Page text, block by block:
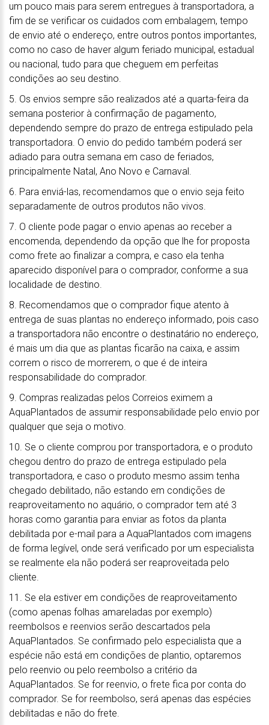
um pouco mais para serem entregues à transportadora, a
fim de se verificar os cuidados com embalagem, tempo
de envio até o endereço, entre outros pontos importantes,
como no caso de haver algum feriado municipal, estadual
ou nacional, tudo para que cheguem em perfeitas
condições ao seu destino.
5. Os envios sempre são realizados até a quarta-feira da
semana posterior à confirmação de pagamento,
dependendo sempre do prazo de entrega estipulado pela
transportadora. O envio do pedido também poderá ser
adiado para outra semana em caso de feriados,
principalmente Natal, Ano Novo e Carnaval.
6. Para enviá-las, recomendamos que o envio seja feito
separadamente de outros produtos não vivos.
7. O cliente pode pagar o envio apenas ao receber a
encomenda, dependendo da opção que lhe for proposta
como frete ao finalizar a compra, e caso ela tenha
aparecido disponível para o comprador, conforme a sua
localidade de destino.
8. Recomendamos que o comprador fique atento à
entrega de suas plantas no endereço informado, pois caso
a transportadora não encontre o destinatário no endereço,
é mais um dia que as plantas ficarão na caixa, e assim
correm o risco de morrerem, o que é de inteira
responsabilidade do comprador.
9. Compras realizadas pelos Correios eximem a
AquaPlantados de assumir responsabilidade pelo envio por
qualquer que seja o motivo.
10. Se o cliente comprou por transportadora, e o produto
chegou dentro do prazo de entrega estipulado pela
transportadora, e caso o produto mesmo assim tenha
chegado debilitado, não estando em condições de
reaproveitamento no aquário, o comprador tem até 3
horas como garantia para enviar as fotos da planta
debilitada por e-mail para a AquaPlantados com imagens
de forma legível, onde será verificado por um especialista
se realmente ela não poderá ser reaproveitada pelo
cliente.
11. Se ela estiver em condições de reaproveitamento
(como apenas folhas amareladas por exemplo)
reembolsos e reenvios serão descartados pela
AquaPlantados. Se confirmado pelo especialista que a
espécie não está em condições de plantio, optaremos
pelo reenvio ou pelo reembolso a critério da
AquaPlantados. Se for reenvio, o frete fica por conta do
comprador. Se for reembolso, será apenas das espécies
debilitadas e não do frete.